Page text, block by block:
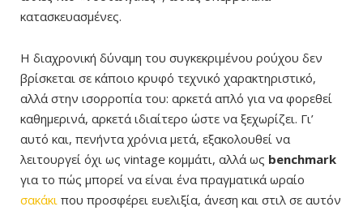
κατασκευασμένες.
Η διαχρονική δύναμη του συγκεκριμένου ρούχου δεν
βρίσκεται σε κάποιο κρυφό τεχνικό χαρακτηριστικό,
αλλά στην ισορροπία του: αρκετά απλό για να φορεθεί
καθημερινά, αρκετά ιδιαίτερο ώστε να ξεχωρίζει. Γι’
αυτό και, πενήντα χρόνια μετά, εξακολουθεί να
λειτουργεί όχι ως vintage κομμάτι, αλλά ως benchmark
για το πώς μπορεί να είναι ένα πραγματικά ωραίο
σακάκι που προσφέρει ευελιξία, άνεση και στιλ σε αυτόν